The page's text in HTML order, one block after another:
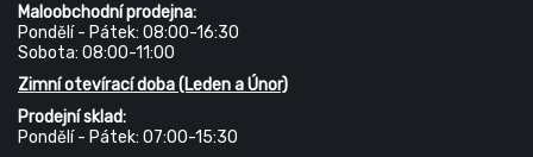
Maloobchodní prodejna:
Pondělí - Pátek: 08:00-16:30
Sobota: 08:00-11:00
Zimní otevírací doba (Leden a Únor)
Prodejní sklad:
Pondělí - Pátek: 07:00-15:30